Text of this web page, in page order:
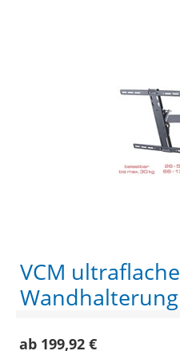
VCM ultraflache
Wandhalterung
ab 199,92 €